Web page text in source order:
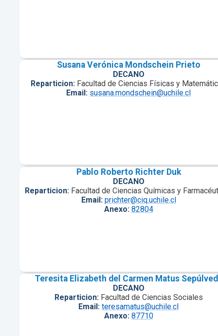
Susana Verónica Mondschein Prieto
DECANO
Reparticion: Facultad de Ciencias Físicas y
Email: susana.mondschein@uchile.cl
Pablo Roberto Richter Duk
DECANO
Reparticion: Facultad de Ciencias Químicas y
Email: prichter@ciq.uchile.cl
Anexo: 82804
Teresita Elizabeth del Carmen Matus
DECANO
Reparticion: Facultad de Ciencias Sociales
Email: teresamatus@uchile.cl
Anexo: 87710